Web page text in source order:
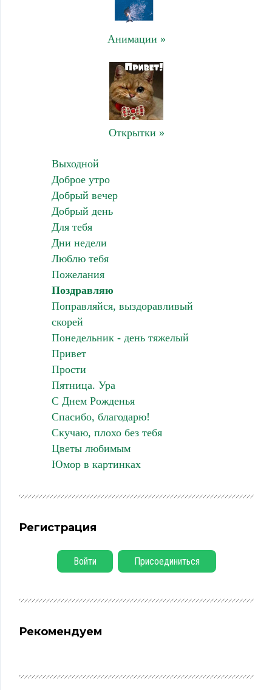
Анимации »
Открытки »
Выходной
Доброе утро
Добрый вечер
Добрый день
Для тебя
Дни недели
Люблю тебя
Пожелания
Поздравляю
Поправляйся, выздоравливый
скорей
Понедельник - день тяжелый
Привет
Прости
Пятница. Ура
С Днем Рожденья
Спасибо, благодарю!
Скучаю, плохо без тебя
Цветы любимым
Юмор в картинках
Регистрация
Войти Присоединиться
Рекомендуем